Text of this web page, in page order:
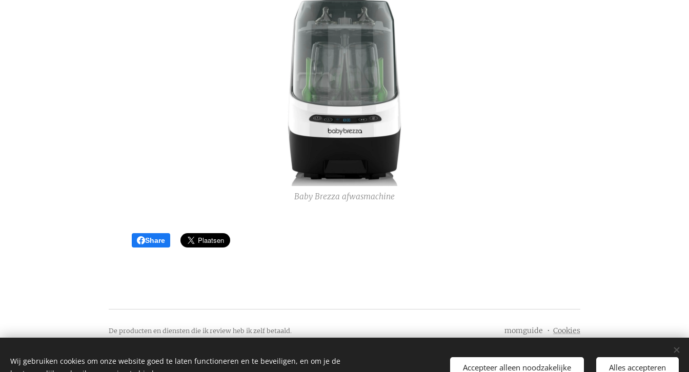
Baby Brezza afwasmachine
Share
De producten en diensten die ik review heb ik zelf betaald.
Soms kan je wel een affiliate link tegenkomen. Als je via de link een product koop ontvang
momguide Cookies
Wij gebruiken cookies om onze website goed te laten functioneren en te beveiligen, en om je de
Accepteer alleen noodzakelijke Alles accepteren